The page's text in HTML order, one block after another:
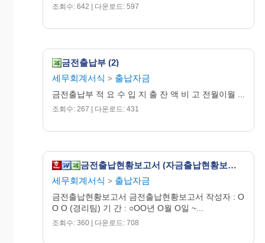
조회수: 642 | 다운로드: 597
금전출납부 (2)
세무회계서식 > 출납자금
금전출납부 적 요 수 입 지 출 잔 액 비 고 전월이월 ...
조회수: 267 | 다운로드: 431
금전출납현황보고서 (자금출납현황보고서)
세무회계서식 > 출납자금
금전출납현황보고서 금전출납현황보고서 작성자 : O
O O (경리팀) 기 간 : ○OO년 O월 O일 ~...
조회수: 360 | 다운로드: 708